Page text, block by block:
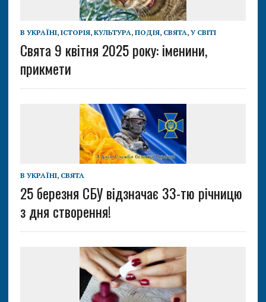
В УКРАЇНІ, ІСТОРІЯ, КУЛЬТУРА, ПОДІЯ, СВЯТА, У СВІТІ
Свята 9 квітня 2025 року: іменини,
прикмети
В УКРАЇНІ, СВЯТА
25 березня СБУ відзначає 33-тю річницю
з дня створення!